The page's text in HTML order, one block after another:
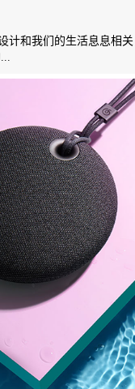
计和我们的生活息息相